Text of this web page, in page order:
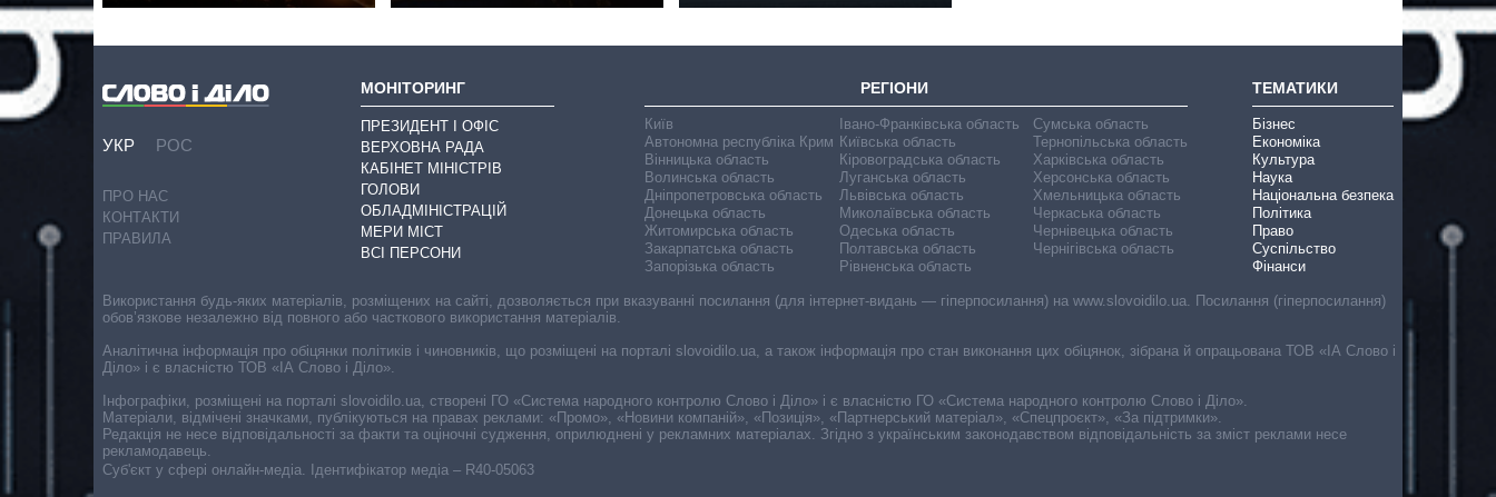
УКР РОС
ПРО НАС
КОНТАКТИ
ПРАВИЛА
МОНІТОРИНГ
ПРЕЗИДЕНТ І ОФІС
ВЕРХОВНА РАДА
КАБІНЕТ МІНІСТРІВ
ГОЛОВИ
ОБЛАДМІНІСТРАЦІЙ
МЕРИ МІСТ
ВСІ ПЕРСОНИ
РЕГІОНИ
Київ
Автономна республіка Крим
Вінницька область
Волинська область
Дніпропетровська область
Донецька область
Житомирська область
Закарпатська область
Запорізька область
Івано-Франківська область
Київська область
Кіровоградська область
Луганська область
Львівська область
Миколаївська область
Одеська область
Полтавська область
Рівненська область
Сумська область
Тернопільська область
Харківська область
Херсонська область
Хмельницька область
Черкаська область
Чернівецька область
Чернігівська область
ТЕМАТИКИ
Бізнес
Економіка
Культура
Наука
Національна безпека
Політика
Право
Суспільство
Фінанси
Cуб'єкт у сфері онлайн-медіа. Ідентифікатор медіа – R40-05063
Використання будь-яких матеріалів, розміщених на сайті, дозволяється при вказуванні посилання (для інтернет-видань — гіперпосилання) на www.slovoidilo.ua. Посилання (гіперпосилання)
обов’язкове незалежно від повного або часткового використання матеріалів.
Аналітична інформація про обіцянки політиків і чиновників, що розміщені на порталі slovoidilo.ua, а також інформація про стан виконання цих обіцянок, зібрана й опрацьована ТОВ «ІА Слово і
Діло» і є власністю ТОВ «ІА Слово і Діло».
Інфографіки, розміщені на порталі slovoidilo.ua, створені ГО «Система народного контролю Слово і Діло» і є власністю ГО «Система народного контролю Слово і Діло».
Матеріали, відмічені значками, публікуються на правах реклами: «Промо», «Новини компаній», «Позиція», «Партнерський матеріал», «Спецпроєкт», «За підтримки».
Редакція не несе відповідальності за факти та оціночні судження, оприлюднені у рекламних матеріалах. Згідно з українським законодавством відповідальність за зміст реклами несе
рекламодавець.